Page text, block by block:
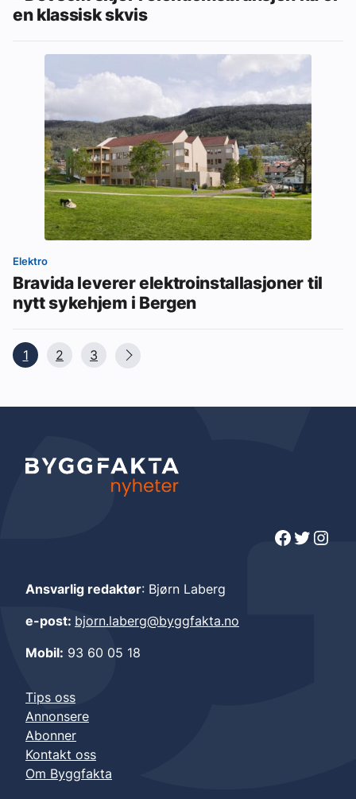
en klassisk skvis
Elektro
Bravida leverer elektroinstallasjoner til
nytt sykehjem i Bergen
1 2 3
Facebook Twitter Instagram
Ansvarlig redaktør: Bjørn Laberg
e-post: bjorn.laberg@byggfakta.no
Mobil: 93 60 05 18
Tips oss
Annonsere
Abonner
Kontakt oss
Om Byggfakta